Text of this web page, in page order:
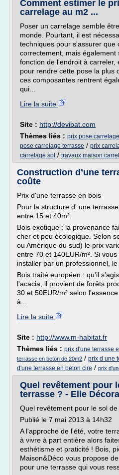
Comment estimer le
carrelage au m2 ...
Poser un carrelage semble
monde. Pourtant, il est
techniques pour s'assurer que
correctement, mais également
fonction de l'endroit à carreler,
pour rendre cette pose la plus
ces composantes rentrent
qui...
Lire la suite
Site : http://devibat.com
Thèmes liés : prix pose
pose carrelage terrasse / prix
carrelage sol / travaux maison
Construction d’une
coûte
Prix d'une terrasse en bois
Pour la structure d' une
entre 15 et 40m².
Bois exotique : la provenance
cher et peu écologique. Selon
ou Amérique du sud) le prix
entre 70 et 140EUR/m². Si
installer par un professionnel, le
Bois traité européen : qu'il
l'acacia, il provient de forêts
30 et 50EUR/m² selon
à...
Lire la suite
Site : http://www.m-habitat.fr
Thèmes liés : prix d'une terrasse
terrasse en beton de 20m2 / prix d une
d'une terrasse en beton cire / prix
Quel revêtement pour
terrasse ? - Elle
Quel revêtement pour le sol
Publié le 7 mai 2013 à 14h32
A l'approche de l'été, votre
à vivre à part entière alors
esthétisme et praticité ! Bois,
Maison&Déco vous propose
pour une terrasse qui vous